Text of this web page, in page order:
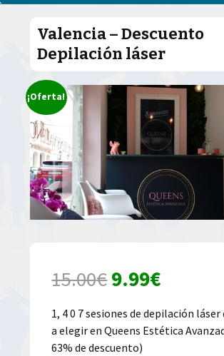
Valencia – Descuento
Depilación láser
¡Oferta!
15.00€El
precio
original
9.99€El
precio
actual
1, 4 0 7 sesiones de depilación láser
a elegir en Queens Estética
63% de descuento)